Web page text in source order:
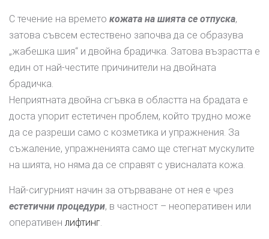
С течение на времето кожата на шията се отпуска,
затова съвсем естествено започва да се образува
„жабешка шия“ и двойна брадичка. Затова възрастта е
един от най-честите причинители на двойната
брадичка.
Неприятната двойна сгъвка в областта на брадата е
доста упорит естетичен проблем, който трудно може
да се разреши само с козметика и упражнения. За
съжаление, упражненията само ще стегнат мускулите
на шията, но няма да се справят с увисналата кожа.
Най-сигурният начин за отърваване от нея е чрез
естетични процедури, в частност – неоперативен или
оперативен лифтинг.